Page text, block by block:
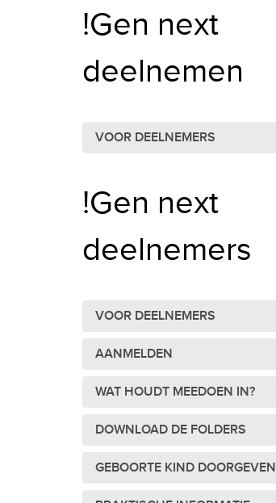
!Gen next
deelnemen
VOOR DEELNEMERS
!Gen next
deelnemers
VOOR DEELNEMERS
AANMELDEN
WAT HOUDT MEEDOEN IN?
DOWNLOAD DE FOLDERS
GEBOORTE KIND DOORGEVEN